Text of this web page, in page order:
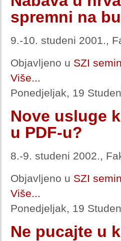
spremni na
9.-10. studeni 2001.,
Objavljeno u SZI
Više...
Ponedjeljak, 19
Nove usluge
u PDF-u?
8.-9. studeni 2002.,
Objavljeno u SZI
Više...
Ponedjeljak, 19
Ne pucajte u